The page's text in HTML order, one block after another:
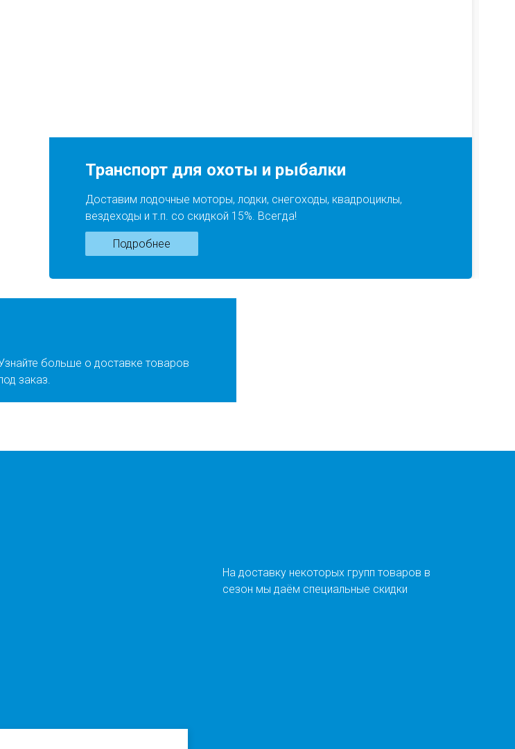
15%
Транспорт для охоты и рыбалки
Доставим лодочные моторы, лодки, снегоходы, квадроциклы,
вездеходы и т.п. со скидкой 15%. Всегда!
Подробнее
больше о доставке товаров
заказ.
На доставку некоторых групп товаров в
сезон мы даём специальные скидки